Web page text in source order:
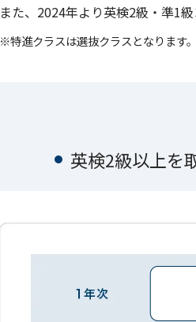
また、2024年より英検2級・準1級
※特進クラスは選抜クラスとなります。
英検2級以上を